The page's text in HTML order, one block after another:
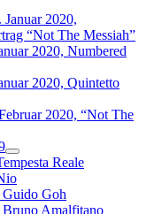
Januar 2020,
“Not The Messiah”
2020, Numbered
2020, Quintetto
2020, “Not The
Reale
Goh
Amalfitano